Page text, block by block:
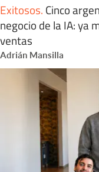
Exitosos. Cinco
negocio de la IA: ya
ventas
Adrián Mansilla